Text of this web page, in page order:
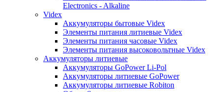
Electronics - Alkaline
Videx
Аккумуляторы бытовые Videx
Элементы питания литиевые Videx
Элементы питания часовые Videx
Элементы питания высоковольтные Videx
Аккумуляторы литиевые
Аккумуляторы GoPower Li-Pol
Аккумуляторы литиевые GoPower
Аккумуляторы литиевые Robiton